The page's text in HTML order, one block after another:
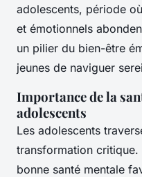
adolescents, période
et émotionnels
un pilier du bien-être
jeunes de naviguer
Importance de la
adolescents
Les adolescents
transformation critique.
bonne santé mentale